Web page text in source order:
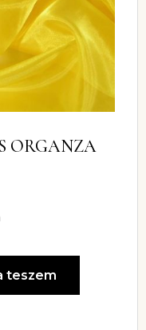
ORGANZA
teszem